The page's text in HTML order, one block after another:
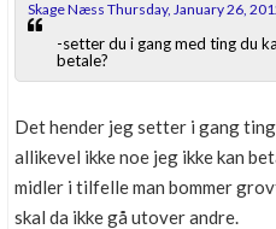
Skage Næss Thursday, January 26,
-setter du i gang med ting du
betale?
Det hender jeg setter i gang
allikevel ikke noe jeg ikke kan
midler i tilfelle man bommer
skal da ikke gå utover andre.